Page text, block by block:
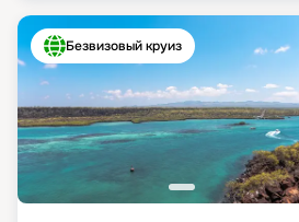
Безвизовый круиз